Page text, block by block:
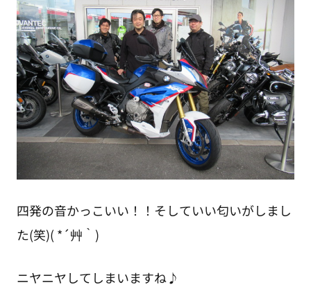
四発の音かっこいい！！そしていい匂いがしまし
た(笑)( *´艸｀)
ニヤニヤしてしまいますね♪